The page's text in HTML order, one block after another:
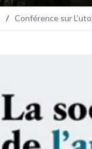
/ Conférence sur